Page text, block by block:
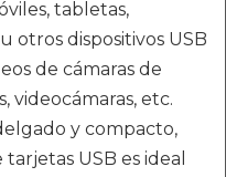
tabletas,
otros dispositivos USB
de cámaras de
videocámaras, etc.
y compacto,
USB es ideal